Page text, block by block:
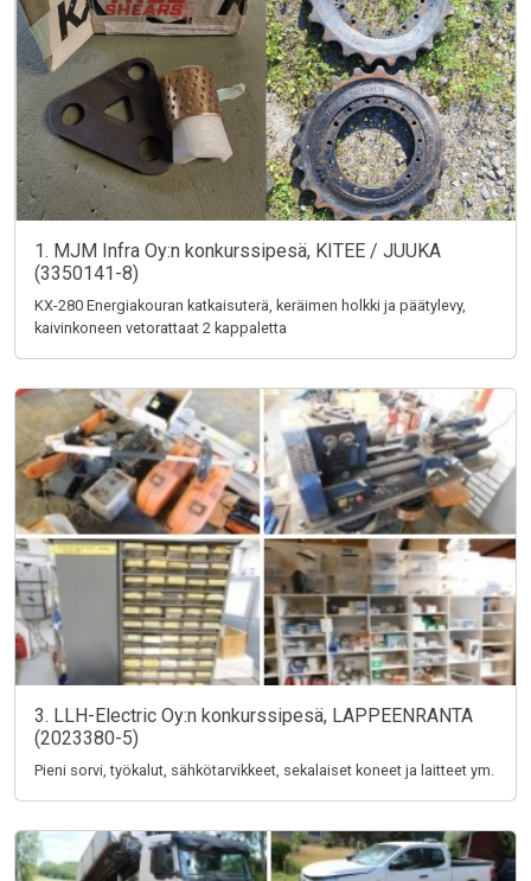
1. MJM Infra Oy:n konkurssipesä, KITEE / JUUKA
(3350141-8)
KX-280 Energiakouran katkaisuterä, keräimen holkki ja päätylevy,
kaivinkoneen vetorattaat 2 kappaletta
3. LLH-Electric Oy:n konkurssipesä, LAPPEENRANTA
(2023380-5)
Pieni sorvi, työkalut, sähkötarvikkeet, sekalaiset koneet ja laitteet ym.